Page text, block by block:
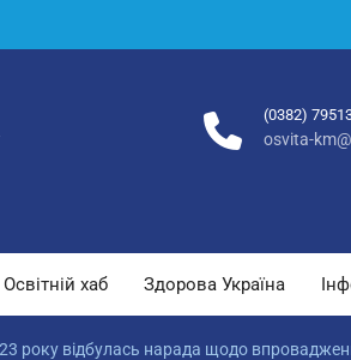
(0382)
osvita-
Освітній хаб Здорова Україна
року відбулась нарада щодо